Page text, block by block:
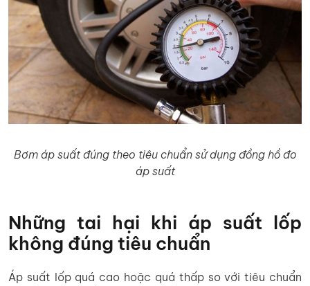
Bơm áp suất đúng theo tiêu chuẩn sử dụng đồng hồ đo
áp suất
Những tai hại khi áp suất lốp
không đúng tiêu chuẩn
Áp suất lốp quá cao hoặc quá thấp so với tiêu chuẩn